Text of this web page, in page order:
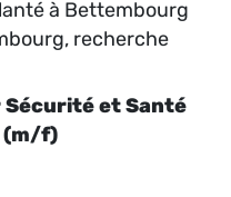
à Bettembourg
recherche
et Santé
(m/f)